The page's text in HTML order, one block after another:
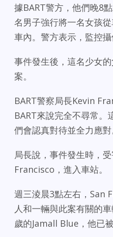
據BART警方，他們晚8
名男子強行將一名女孩
車內。警方表示，監控攝
事件發生後，這名少女
案。
BART警察局長Kevin
BART來說完全不尋常。
們會認真對待並全力應對
局長說，事件發生時，
Francisco，進入車站。
週三淩晨3點左右，San
人和一輛與此案有關的
歲的Jamall Blue，他已被